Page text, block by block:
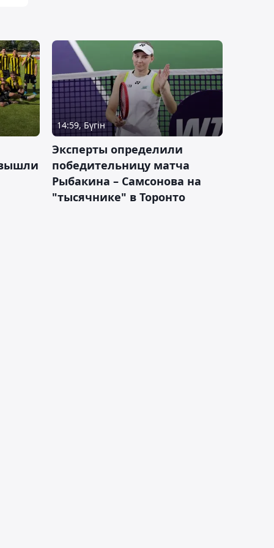
14:59, Бүгін
Эксперты определили
победительницу матча
Рыбакина – Самсонова на
"тысячнике" в Торонто